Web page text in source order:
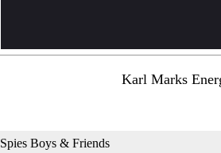
Karl Marks
Spies Boys & Friends